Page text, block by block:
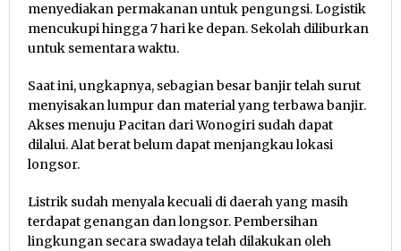
menyediakan permakanan untuk pengungsi. Logistik
mencukupi hingga 7 hari ke depan. Sekolah diliburkan
untuk sementara waktu.
Saat ini, ungkapnya, sebagian besar banjir telah surut
menyisakan lumpur dan material yang terbawa banjir.
Akses menuju Pacitan dari Wonogiri sudah dapat
dilalui. Alat berat belum dapat menjangkau lokasi
longsor.
Listrik sudah menyala kecuali di daerah yang masih
terdapat genangan dan longsor. Pembersihan
lingkungan secara swadaya telah dilakukan oleh